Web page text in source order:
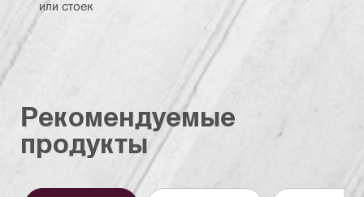
или стоек
Рекомендуемые
продукты